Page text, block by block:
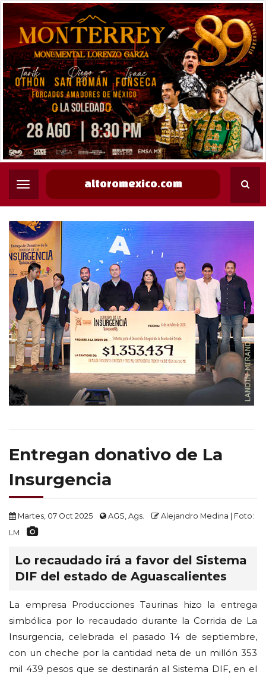
altoromexico.com
Entregan donativo de La
Insurgencia
Martes, 07 Oct 2025 AGS, Ags.
Alejandro Medina | Foto:
LM
Lo recaudado irá a favor del Sistema
DIF del estado de Aguascalientes
La empresa Producciones Taurinas hizo la entrega
simbólica por lo recaudado durante la Corrida de La
Insurgencia, celebrada el pasado 14 de septiembre,
con un cheche por la cantidad neta de un millón 353
mil 439 pesos que se destinarán al Sistema DIF, en el